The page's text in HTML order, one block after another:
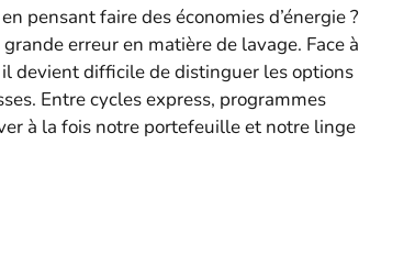
pensant faire des économies d’énergie ?
erreur en matière de lavage. Face à
devient difficile de distinguer les options
Entre cycles express, programmes
à la fois notre portefeuille et notre linge